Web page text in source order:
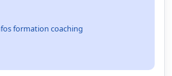
formation coaching